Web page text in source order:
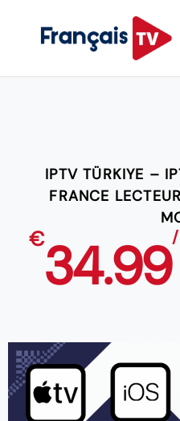
IPTV TÜRKIYE –
FRANCE
€34.99